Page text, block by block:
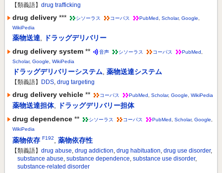
【類義語】 drug trafficking
drug delivery *** シソーラス コーパス PubMed Scholar, Google
WikiPedia
薬物送達
ドラッグデリバリー
drug delivery system ** 音声 シソーラス コーパス PubMed
Scholar, Google WikiPedia
ドラッグデリバリーシステム 薬物送達システム
【類義語】 DDS, drug targeting
drug delivery vehicle ** コーパス PubMed Scholar, Google WikiPedia
薬物送達担体,
ドラッグデリバリー担体
drug dependence ** シソーラス コーパス PubMed Scholar, Google
WikiPedia
薬物依存 F192 薬物依存性
【類義語】 drug abuse drug addiction drug habituation drug use disorder,
substance abuse substance dependence substance use disorder,
substance-related disorder